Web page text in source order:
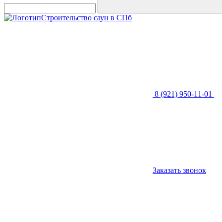
Строительство саун в СПб
8 (921) 950-11-01
Заказать звонок